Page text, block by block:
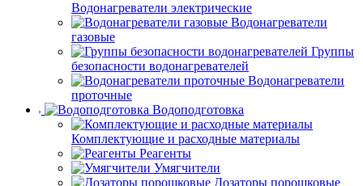
Водонагреватели электрические
Водонагреватели
газовые
Группы
безопасности водонагревателей
Водонагреватели
проточные
Водоподготовка
Комплектующие и расходные материалы
Реагенты
Умягчители
Дозаторы порошковые